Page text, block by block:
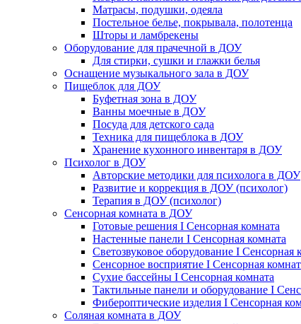
Матрасы, подушки, одеяла
Постельное белье, покрывала, полотенца
Шторы и ламбрекены
Оборудование для прачечной в ДОУ
Для стирки, сушки и глажки белья
Оснащение музыкального зала в ДОУ
Пищеблок для ДОУ
Буфетная зона в ДОУ
Ванны моечные в ДОУ
Посуда для детского сада
Техника для пищеблока в ДОУ
Хранение кухонного инвентаря в ДОУ
Психолог в ДОУ
Авторские методики для психолога в ДОУ
Развитие и коррекция в ДОУ (психолог)
Терапия в ДОУ (психолог)
Сенсорная комната в ДОУ
Готовые решения I Сенсорная комната
Настенные панели I Сенсорная комната
Светозвуковое оборудование I Сенсорная
Сенсорное восприятие I Сенсорная
Сухие бассейны I Сенсорная комната
Тактильные панели и оборудование I
Фибероптические изделия I Сенсорная
Соляная комната в ДОУ